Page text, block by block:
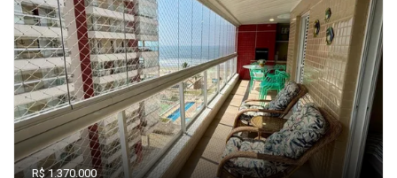
R$ 1.370.000